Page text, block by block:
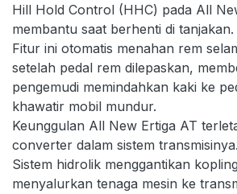
Hill Hold Control (HHC) pada All
membantu saat berhenti di tanjakan.
Fitur ini otomatis menahan rem
setelah pedal rem dilepaskan,
pengemudi memindahkan kaki ke
khawatir mobil mundur.
Keunggulan All New Ertiga AT
converter dalam sistem transmisinya.
Sistem hidrolik menggantikan
menyalurkan tenaga mesin ke